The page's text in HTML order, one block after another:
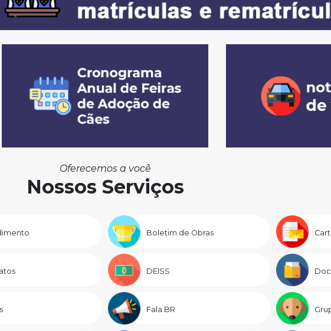
Oferecemos a você
Nossos Serviços
Boletim de Obras
DEISS
Fala.BR